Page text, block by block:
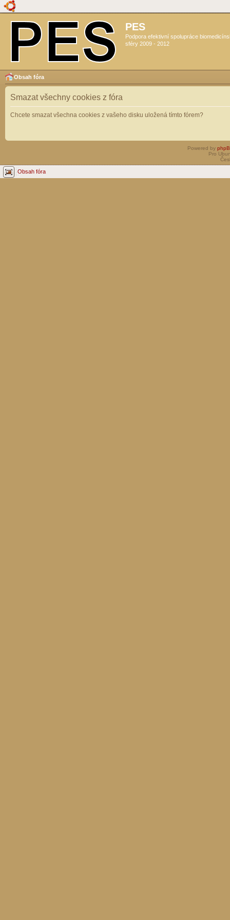
PES
Podpora efektivní spolupráce
sféry 2009 - 2012
Obsah fóra
Smazat všechny cookies z fóra
Chcete smazat všechna cookies z vašeho disku uložená tímto fórem?
Powered by
Pro
Obsah fóra